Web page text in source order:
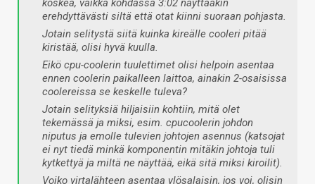
koskea, vaikka kohdassa 3:02 näyttääkin
erehdyttävästi siltä että otat kiinni suoraan pohjasta.
Jotain selitystä siitä kuinka kireälle cooleri pitää
kiristää, olisi hyvä kuulla.
Eikö cpu-coolerin tuulettimet olisi helpoin asentaa
ennen coolerin paikalleen laittoa, ainakin 2-osaisissa
coolereissa se keskelle tuleva?
Jotain selityksiä hiljaisiin kohtiin, mitä olet
tekemässä ja miksi, esim. cpucoolerin johdon
niputus ja emolle tulevien johtojen asennus (katsojat
ei nyt tiedä minkä komponentin mitäkin johtoja tuli
kytkettyä ja miltä ne näyttää, eikä sitä miksi kiroilit).
Voiko virtalähteen asentaa ylösalaisin, jos voi, olisin